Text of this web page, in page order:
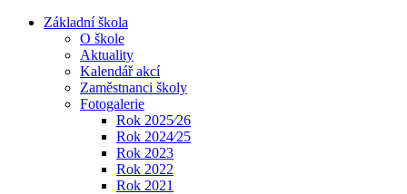
Základní škola
O škole
Aktuality
Kalendář akcí
Zaměstnanci školy
Fotogalerie
Rok 2025⁄26
Rok 2024⁄25
Rok 2023
Rok 2022
Rok 2021